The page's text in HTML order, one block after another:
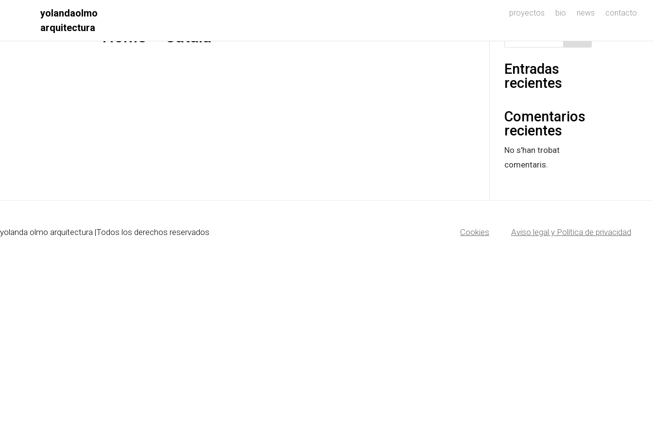
yolandaolmo
arquitectura
proyectos bio news contacto
Home – Català
Entradas
recientes
Comentarios
recientes
No s'han trobat
comentaris.
yolanda olmo arquitectura |Todos los derechos reservados Cookies Aviso legal y Política de privacidad